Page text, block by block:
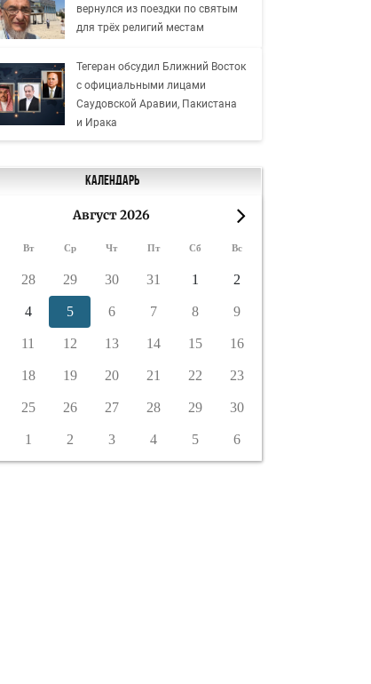
вернулся из поездки по святым
для трёх религий местам
Тегеран обсудил Ближний Восток
с официальными лицами
Саудовской Аравии, Пакистана
и Ирака
Календарь
Август 2026
Вт Ср Чт Пт Сб Вс
28 29 30 31 1 2
4 5 6 7 8 9
11 12 13 14 15 16
18 19 20 21 22 23
25 26 27 28 29 30
1 2 3 4 5 6